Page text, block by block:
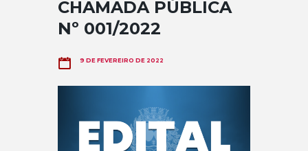
CHAMADA PÚBLICA
Nº 001/2022
9 DE FEVEREIRO DE 2022